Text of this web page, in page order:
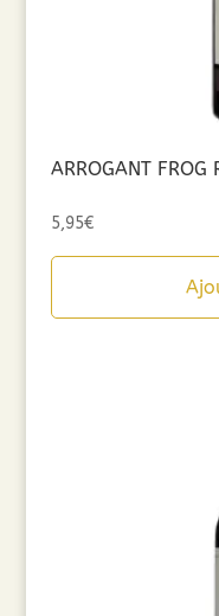
ARROGANT
5,95€